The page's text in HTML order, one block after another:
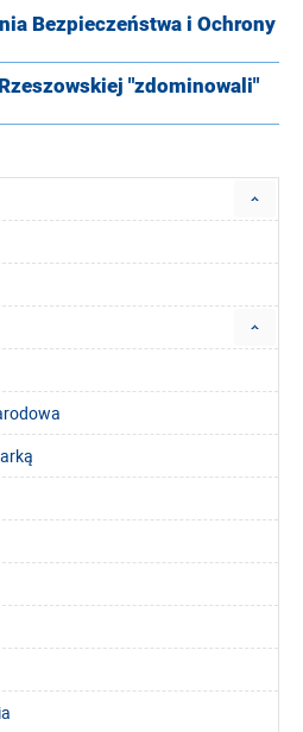
Bezpieczeństwa i Ochrony
"zdominowali"